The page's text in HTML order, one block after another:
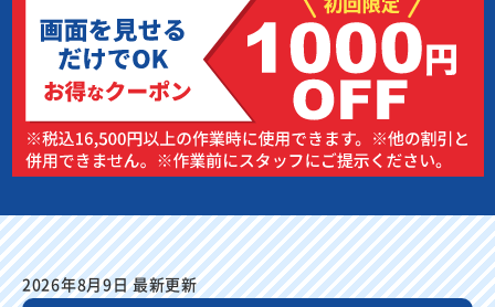
2026年8月9日 最新更新